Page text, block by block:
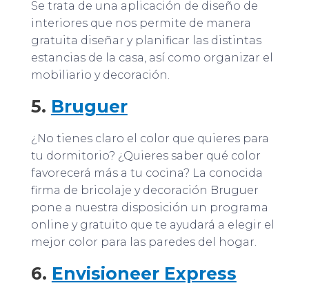
Se trata de una aplicación de diseño de
interiores que nos permite de manera
gratuita diseñar y planificar las distintas
estancias de la casa, así como organizar el
mobiliario y decoración.
5. Bruguer
¿No tienes claro el color que quieres para
tu dormitorio? ¿Quieres saber qué color
favorecerá más a tu cocina? La conocida
firma de bricolaje y decoración Bruguer
pone a nuestra disposición un programa
online y gratuito que te ayudará a elegir el
mejor color para las paredes del hogar.
6. Envisioneer Express